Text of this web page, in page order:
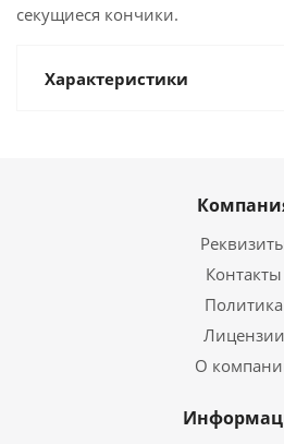
секущиеся кончики.
Характеристики
Контакты
Политика
Лицензии
О